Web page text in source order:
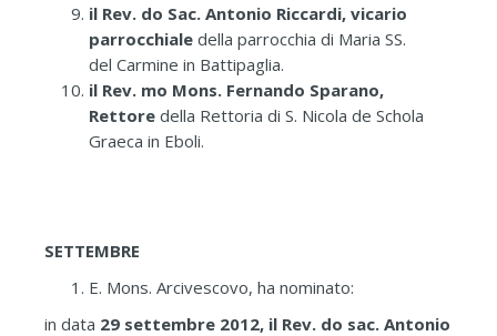
il Rev. do Sac. Antonio Riccardi, vicario
parrocchiale della parrocchia di Maria SS.
del Carmine in Battipaglia.
il Rev. mo Mons. Fernando Sparano,
Rettore della Rettoria di S. Nicola de Schola
Graeca in Eboli.
SETTEMBRE
E. Mons. Arcivescovo, ha nominato:
in data 29 settembre 2012, il Rev. do sac. Antonio